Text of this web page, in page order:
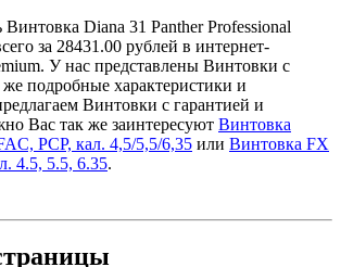
Diana 31 Panther Professional
за 28431.00 рублей в интернет-
У нас представлены Винтовки с
подробные характеристики и
Винтовки с гарантией и
Вас так же заинтересуют Винтовка
PCP, кал. 4,5/5,5/6,35 или Винтовка FX
4.5, 5.5, 6.35.